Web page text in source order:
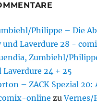
Philippe – Die
und Laverdure 28 -
Zumbiehl/
Laverdure 24 + 25
– ZACK Spezial 20:
online zuVernes/